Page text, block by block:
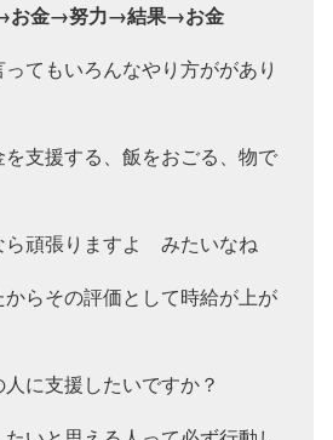
お金→努力→結果→お金
てもいろんなやり方ががあり
支援する、飯をおごる、物で
ら頑張りますよ みたいなね
らその評価として時給が上が
に支援したいですか？